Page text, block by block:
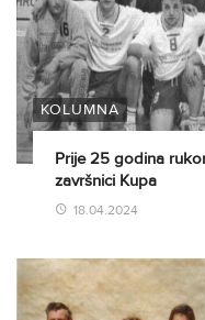
KOLUMNA
Prije 25 godina
završnici Kupa
18.04.2024